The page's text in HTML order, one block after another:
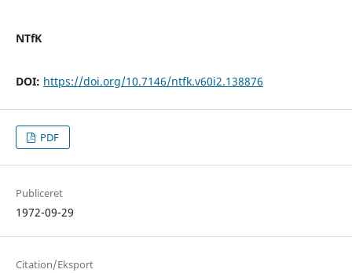
NTfK
DOI: https://doi.org/10.7146/ntfk.v60i2.138876
PDF
Publiceret
1972-09-29
Citation/Eksport